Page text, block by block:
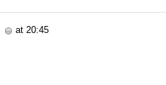
at 20:45